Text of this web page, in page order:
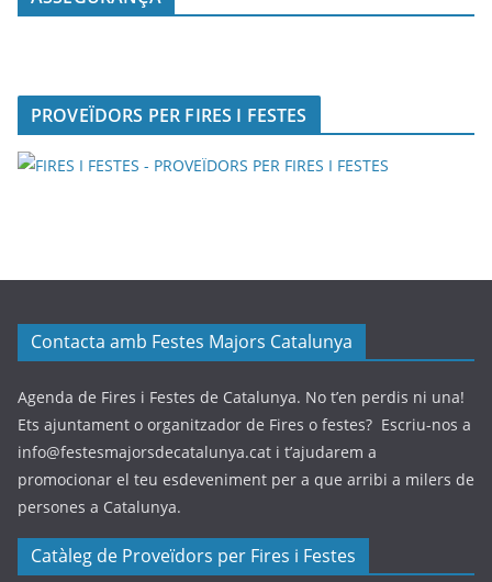
PROVEÏDORS PER FIRES I FESTES
Contacta amb Festes Majors Catalunya
Agenda de Fires i Festes de Catalunya. No t’en perdis ni una!
Ets ajuntament o organitzador de Fires o festes? Escriu-nos a
info@festesmajorsdecatalunya.cat i t’ajudarem a
promocionar el teu esdeveniment per a que arribi a milers de
persones a Catalunya.
Catàleg de Proveïdors per Fires i Festes